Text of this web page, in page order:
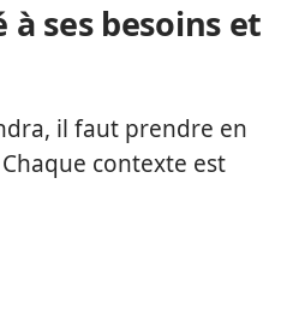
ses besoins et
il faut prendre en
contexte est